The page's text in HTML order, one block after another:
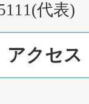
代表)
アクセス